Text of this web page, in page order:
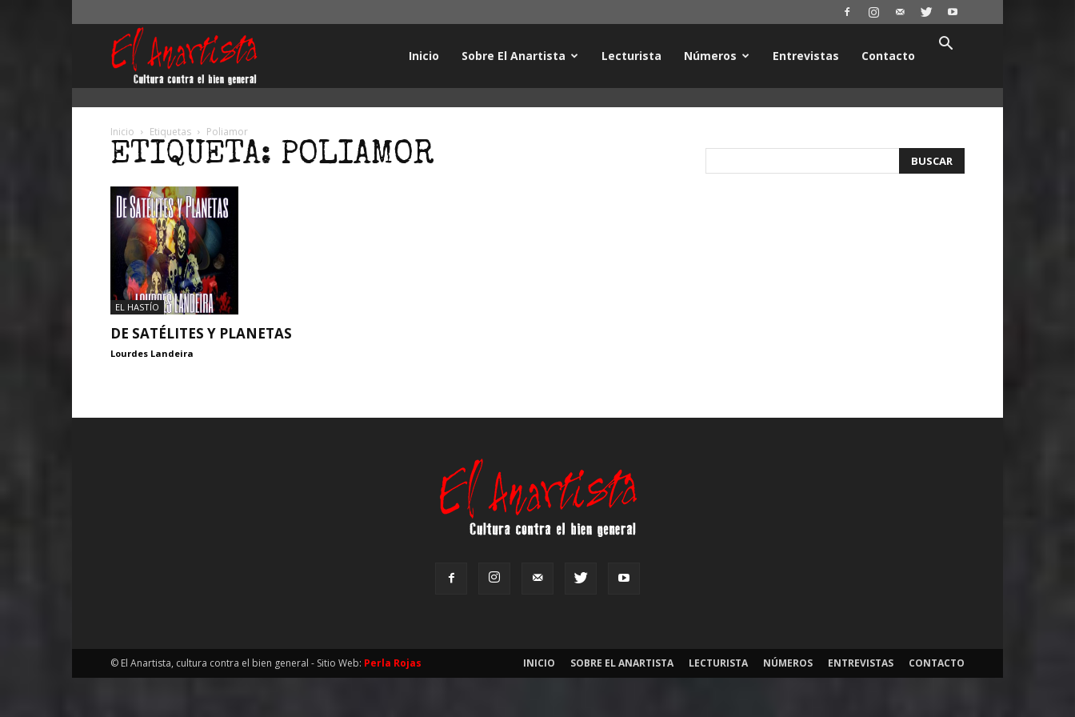
Inicio Sobre El Anartista Lecturista Números Entrevistas Contacto
Inicio Etiquetas Poliamor
ETIQUETA: POLIAMOR
EL HASTÍO
DE SATÉLITES Y PLANETAS
Lourdes Landeira
INICIO SOBRE EL ANARTISTA LECTURISTA NÚMEROS ENTREVISTAS CONTACTO
© El Anartista, cultura contra el bien general - Sitio Web: Perla Rojas